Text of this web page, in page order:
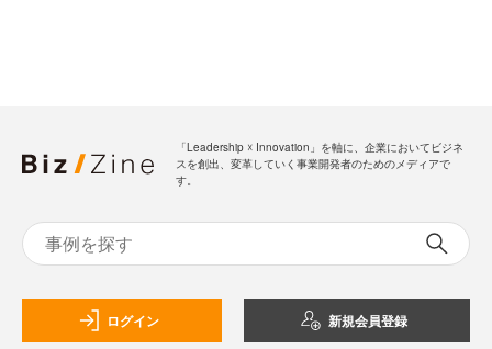
「Leadership ☓ Innovation」を軸に、企業においてビジネ
スを創出、変革していく事業開発者のためのメディアで
す。
ログイン 新規会員登録